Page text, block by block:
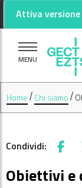
Vai al contenuto
Vai al footer
Attiva versione
MENU
Home Chi siamo
Condividi:
Obiettivi e